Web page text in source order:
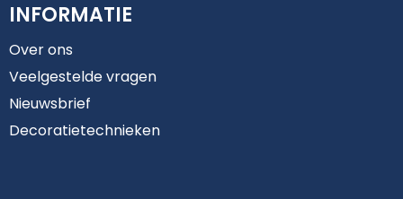
INFORMATIE
Over ons
Veelgestelde vragen
Nieuwsbrief
Decoratietechnieken